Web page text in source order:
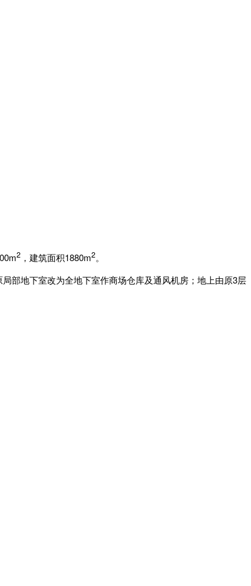
2 ，建筑面积1880m2。
部地下室改为全地下室作商场仓库及通风机房；地上由原3层